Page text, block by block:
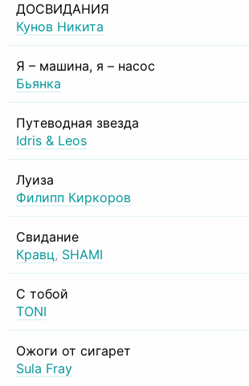
ДОСВИДАНИЯ
Кунов Никита
Я – машина, я – насос
Бьянка
Путеводная звезда
Idris & Leos
Луиза
Филипп Киркоров
Свидание
Кравц, SHAMI
С тобой
TONI
Ожоги от сигарет
Sula Fray